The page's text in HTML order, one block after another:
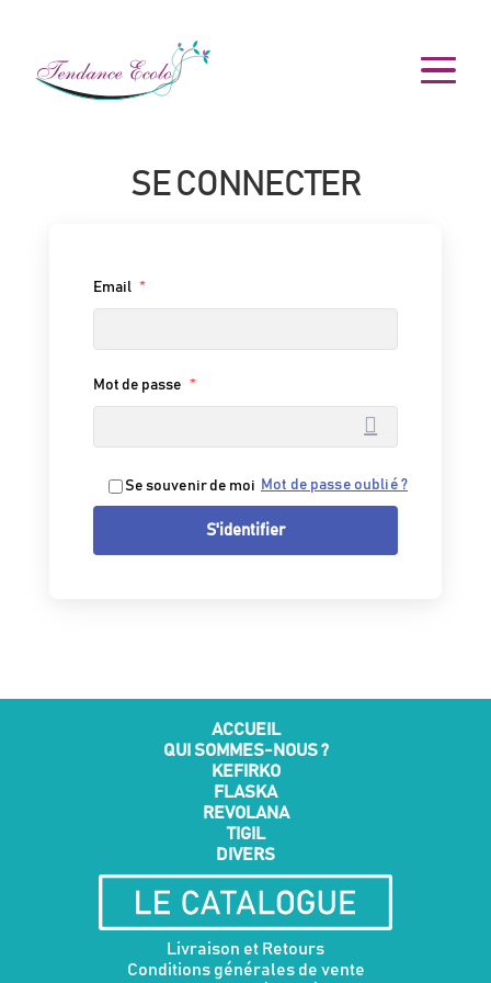
SE CONNECTER
Email *
Mot de passe *
Se souvenir de moi Mot de passe oublié ?
S'identifier
ACCUEIL
QUI SOMMES-NOUS ?
KEFIRKO
FLASKA
REVOLANA
TIGIL
DIVERS
Livraison et Retours
Conditions générales de vente